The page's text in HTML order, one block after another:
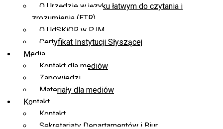
O Urzędzie w języku łatwym do czytania i
zrozumienia (ETR)
O UdSKiOR w PJM
Certyfikat Instytucji Słyszącej
Media
Kontakt dla mediów
Zapowiedzi
Materiały dla mediów
Kontakt
Kontakt
Sekretariaty Departamentów i Biur